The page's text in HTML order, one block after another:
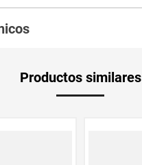
Productos similares